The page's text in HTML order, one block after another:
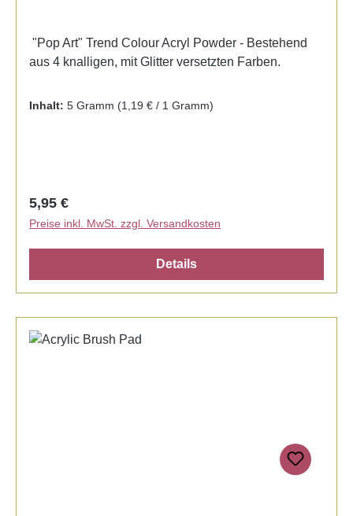
"Pop Art" Trend Colour Acryl Powder - Bestehend
aus 4 knalligen, mit Glitter versetzten Farben.
Inhalt: 5 Gramm (1,19 € / 1 Gramm)
Regulärer Preis:
5,95 €
Preise inkl. MwSt. zzgl. Versandkosten
Details